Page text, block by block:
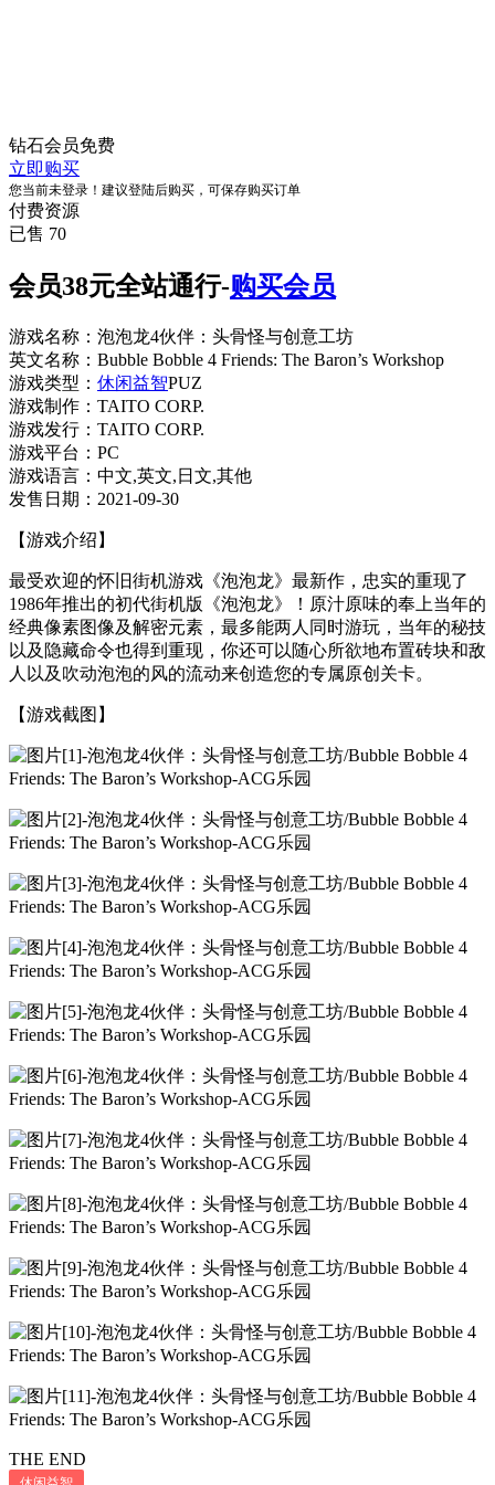
钻石会员免费
立即购买
您当前未登录！建议登陆后购买，可保存购买订单
付费资源
已售 70
会员38元全站通行-购买会员
游戏名称：泡泡龙4伙伴：头骨怪与创意工坊
英文名称：Bubble Bobble 4 Friends: The Baron’s Workshop
游戏类型： 休闲益智PUZ
游戏制作：TAITO CORP.
游戏发行：TAITO CORP.
游戏平台：PC
游戏语言：中文,英文,日文,其他
发售日期：2021-09-30
【游戏介绍】
最受欢迎的怀旧街机游戏《泡泡龙》最新作，忠实的重现了
1986年推出的初代街机版《泡泡龙》！原汁原味的奉上当年的
经典像素图像及解密元素，最多能两人同时游玩，当年的秘技
以及隐藏命令也得到重现，你还可以随心所欲地布置砖块和敌
人以及吹动泡泡的风的流动来创造您的专属原创关卡。
【游戏截图】
THE END